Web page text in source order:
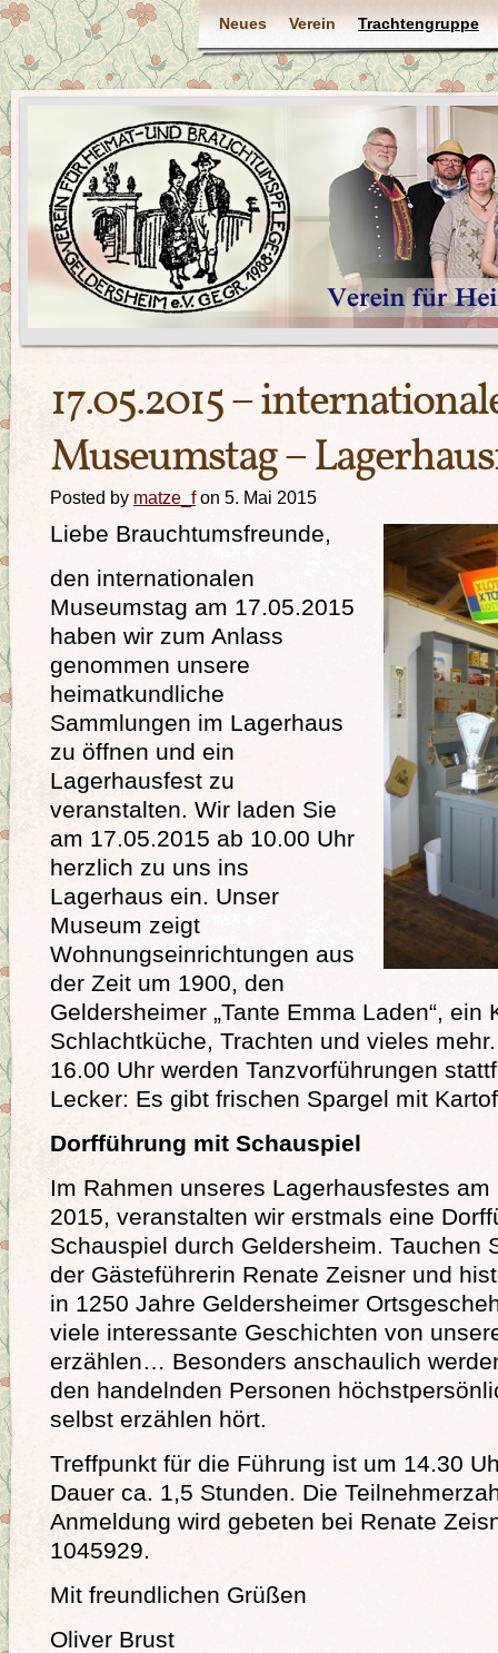
Neues Verein Trachtengruppe
17.05.2015 –
Museumstag –
Posted by matze_fon 5. Mai 2015
Liebe Brauchtumsfreunde,
den internationalen
Museumstag am 17.05.2015
haben wir zum Anlass
genommen unsere
heimatkundliche
Sammlungen im Lagerhaus
zu öffnen und ein
Lagerhausfest zu
veranstalten. Wir laden Sie
am 17.05.2015 ab 10.00 Uhr
herzlich zu uns ins
Lagerhaus ein. Unser
Museum zeigt
Wohnungseinrichtungen aus
der Zeit um 1900, den
Geldersheimer „Tante Emma Laden“, ein
Schlachtküche, Trachten und vieles
16.00 Uhr werden Tanzvorführungen
Lecker: Es gibt frischen Spargel mit
Dorfführung mit Schauspiel
Im Rahmen unseres Lagerhausfestes
2015, veranstalten wir erstmals eine
Schauspiel durch Geldersheim. Tauchen
der Gästeführerin Renate Zeisner und
in 1250 Jahre Geldersheimer
viele interessante Geschichten von
erzählen… Besonders anschaulich
den handelnden Personen
selbst erzählen hört.
Treffpunkt für die Führung ist um 14.30
Dauer ca. 1,5 Stunden. Die
Anmeldung wird gebeten bei Renate
1045929.
Mit freundlichen Grüßen
Oliver Brust